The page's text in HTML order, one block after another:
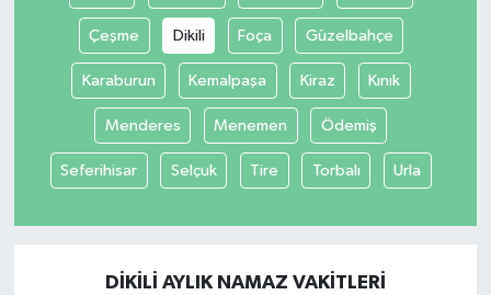
Çeşme Dikili Foça Güzelbahçe
Karaburun Kemalpaşa Kiraz Kınık
Menderes Menemen Ödemiş
Seferihisar Selçuk Tire Torbalı Urla
DIKILI AYLIK NAMAZ VAKITLERI